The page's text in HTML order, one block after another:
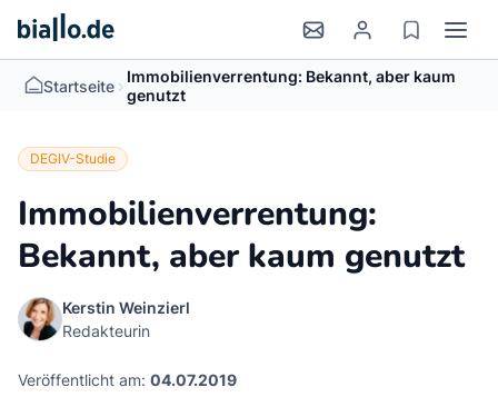
Startseite > Immobilienverrentung: Bekannt, aber kaum
genutzt
DEGIV-Studie
Immobilienverrentung:
Bekannt, aber kaum genutzt
Kerstin Weinzierl
Redakteurin
Veröffentlicht am: 04.07.2019